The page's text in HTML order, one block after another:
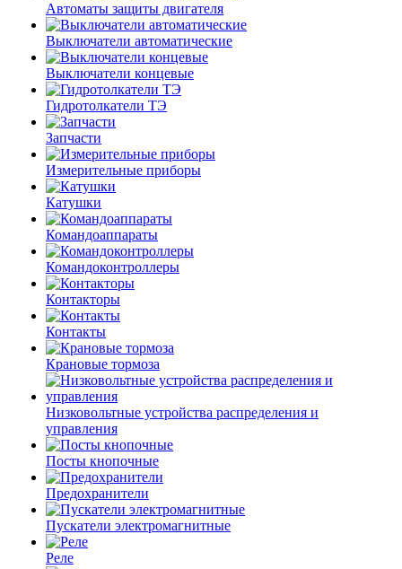
Автоматы защиты двигателя
Выключатели автоматические
Выключатели концевые
Гидротолкатели ТЭ
Запчасти
Измерительные приборы
Катушки
Командоаппараты
Командоконтроллеры
Контакторы
Контакты
Крановые тормоза
Низковольтные устройства распределения и
управления
Посты кнопочные
Предохранители
Пускатели электромагнитные
Реле